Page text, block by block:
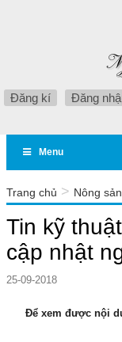
Đăng kí Đăng
Menu
Trang chủ > Nông sản
Tin kỹ
cập nhật
25-09-2018
Để xem được nội